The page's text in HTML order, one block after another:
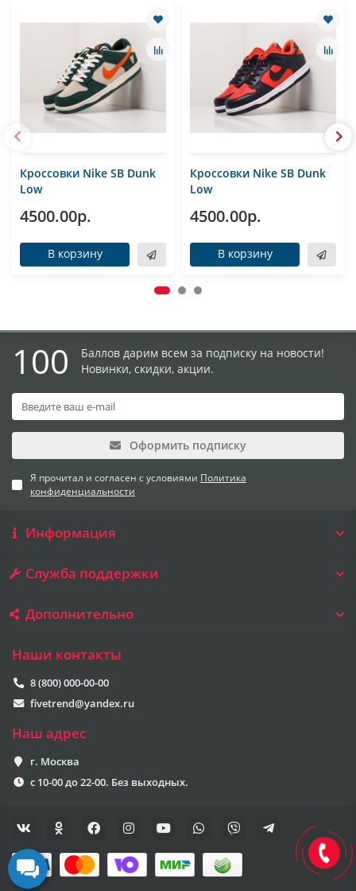
Кроссовки Nike SB Dunk
Low
4500.00р.
В корзину
Кроссовки Nike SB Dunk
Low
4500.00р.
В корзину
100
Баллов дарим всем за подписку на новости!
Новинки, скидки, акции.
Оформить подписку
Я прочитал и согласен с условиями Политика
конфиденциальности
Информация
Служба поддержки
Дополнительно
Наши контакты
8 (800) 000-00-00
fivetrend@yandex.ru
Наш адрес
г. Москва
с 10-00 до 22-00. Без выходных.